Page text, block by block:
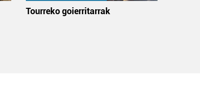
Tourreko goierritarrak